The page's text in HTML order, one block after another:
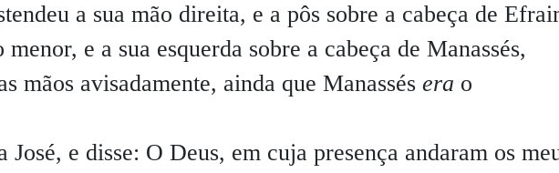
a sua mão direita, e a pôs sobre a cabeça de
menor, e a sua esquerda sobre a cabeça de Manassés,
mãos avisadamente, ainda que Manassés era o
José, e disse: O Deus, em cuja presença andaram os